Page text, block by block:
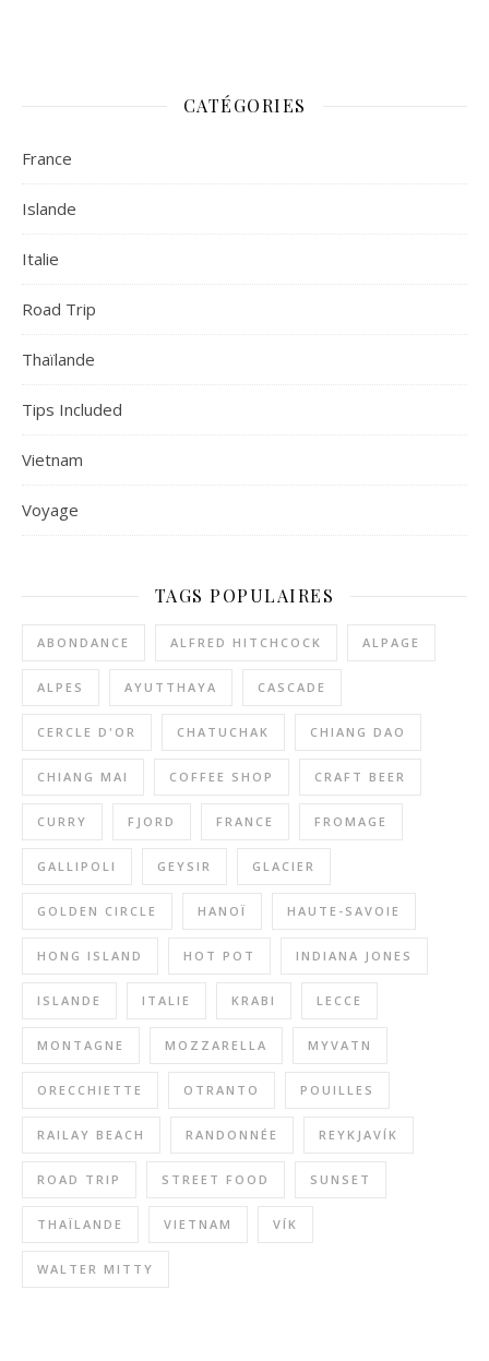
CATÉGORIES
France
Islande
Italie
Road Trip
Thaïlande
Tips Included
Vietnam
Voyage
TAGS POPULAIRES
ABONDANCE ALFRED HITCHCOCK ALPAGE
ALPES AYUTTHAYA CASCADE
CERCLE D'OR CHATUCHAK CHIANG DAO
CHIANG MAI COFFEE SHOP CRAFT BEER
CURRY FJORD FRANCE FROMAGE
GALLIPOLI GEYSIR GLACIER
GOLDEN CIRCLE HANOÏ HAUTE-SAVOIE
HONG ISLAND HOT POT INDIANA JONES
ISLANDE ITALIE KRABI LECCE
MONTAGNE MOZZARELLA MYVATN
ORECCHIETTE OTRANTO POUILLES
RAILAY BEACH RANDONNÉE REYKJAVÍK
ROAD TRIP STREET FOOD SUNSET
THAÏLANDE VIETNAM VÍK
WALTER MITTY